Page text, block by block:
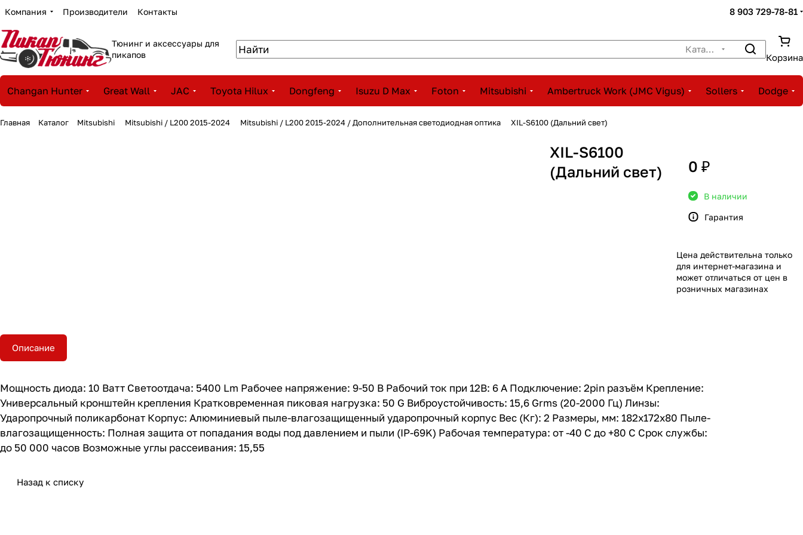
Компания Производители Контакты 8 903 729-78-81
Тюнинг и аксессуары для
пикапов
Корзина
Changan Hunter Great Wall JAC Toyota Hilux Dongfeng Isuzu D Max Foton Mitsubishi Ambertruck Work (JMC Vigus) Sollers Dodge
Главная Каталог Mitsubishi Mitsubishi / L200 2015-2024 Mitsubishi / L200 2015-2024 / Дополнительная светодиодная оптика XIL-S6100 (Дальний свет)
XIL-S6100
(Дальний свет)
0 ₽
В наличии
Гарантия
Цена действительна только
для интернет-магазина и
может отличаться от цен в
розничных магазинах
Описание
Мощность диода: 10 Ватт Светоотдача: 5400 Lm Рабочее напряжение: 9-50 В Рабочий ток при 12В: 6 A Подключение: 2pin разъём Крепление:
Универсальный кронштейн крепления Кратковременная пиковая нагрузка: 50 G Виброустойчивость: 15,6 Grms (20-2000 Гц) Линзы:
Ударопрочный поликарбонат Корпус: Алюминиевый пыле-влагозащищенный ударопрочный корпус Вес (Кг): 2 Размеры, мм: 182х172х80 Пыле-
влагозащищенность: Полная защита от попадания воды под давлением и пыли (IP-69K) Рабочая температура: от -40 С до +80 С Срок службы:
до 50 000 часов Возможные углы рассеивания: 15,55
Назад к списку